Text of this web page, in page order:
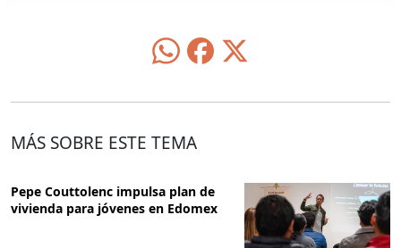
MÁS SOBRE ESTE TEMA
Pepe Couttolenc impulsa plan de
vivienda para jóvenes en Edomex